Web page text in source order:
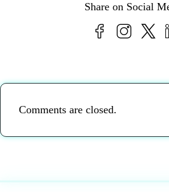
Share on Social
Comments are closed.